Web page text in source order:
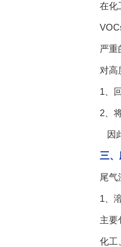
在化
严重
对高
1、
2、
因
三
尾气
1、
主要
化工